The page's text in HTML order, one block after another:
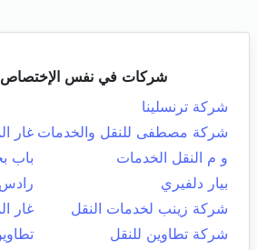
شركات في نفس الإختصاص
شركة ترنسلينا
شركة مصطفى للنقل والخدمات غار
و م النقل الخدمات
باب
بيار دلفيري
رادس
شركة زينب لخدمات النقل
غار
شركة تطاوين للنقل